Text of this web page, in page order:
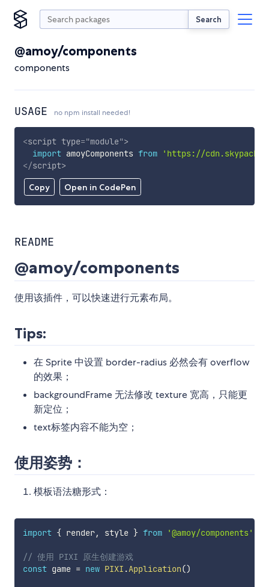
Search
@amoy/components
components
USAGE no npm install needed!
Copy Open in CodePen
<script type="module">
import amoyComponents from
'https://
</script>
README
@amoy/components
使用该插件，可以快速进行元素布局。
Tips:
在 Sprite 中设置 border-radius 必然会有 overflow
的效果；
backgroundFrame 无法修改 texture 宽高，只能更
新定位；
text标签内容不能为空；
使用姿势：
模板语法糖形式：
import { render, style } from '@amoy/components'
// 使用 PIXI 原生创建游戏
const game = new PIXI .Application()